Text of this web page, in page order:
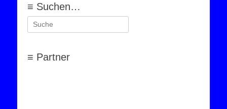
≡ Suchen…
Suchen
nach:
≡ Partner